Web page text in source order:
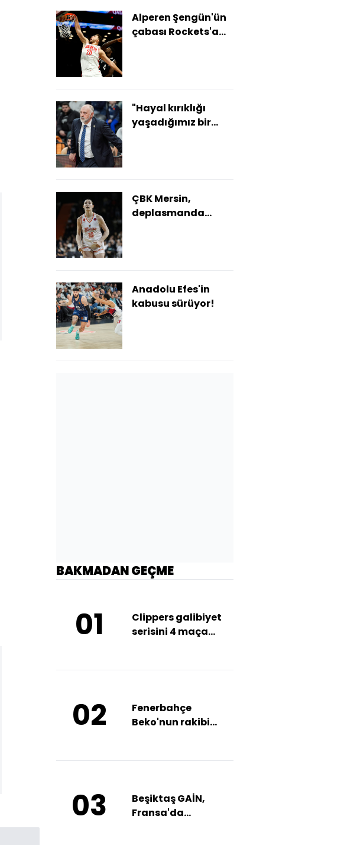
Alperen Şengün'ün
çabası Rockets'a
"Hayal kırıklığı
yaşadığımız bir
ÇBK Mersin,
deplasmanda
Anadolu Efes'in
kabusu sürüyor!
BAKMADAN GEÇME
01
Clippers galibiyet
serisini 4 maça
02
Fenerbahçe
Beko'nun rakibi
03
Beşiktaş GAİN,
Fransa'da